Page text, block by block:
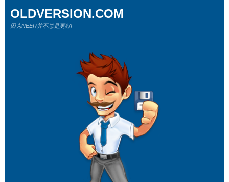
OLDVERSION.COM
因为NEER并不总是更好!